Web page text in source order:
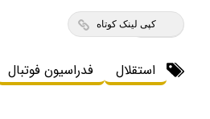
کپی لینک کوتاه
استقلال فدراسیون فوتبال